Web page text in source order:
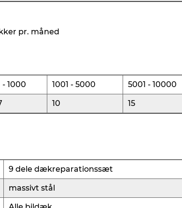
pr. måned
- 1000 1001 - 5000 5001 - 10000
10 15
9 dele dækreparationssæt
massivt stål